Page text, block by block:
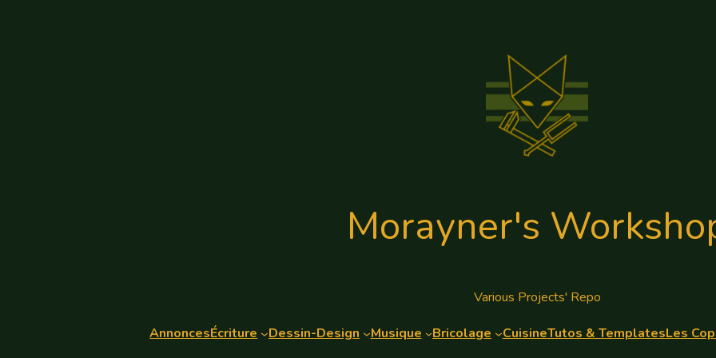
Morayner's
Various Projects' Repo
AnnoncesÉcriture Dessin-Design Musique Bricolage CuisineTutos & TemplatesLes